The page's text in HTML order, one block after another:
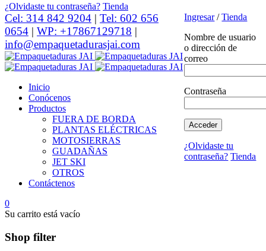
¿Olvidaste tu contraseña? Tienda
Cel: 314 842 9204 | Tel: 602 656
0654 | WP: +17867129718 |
info@empaquetadurasjai.com
Ingresar/Tienda
Nombre de usuario
o dirección de
correo
Contraseña
¿Olvidaste tu
contraseña? Tienda
Inicio
Conócenos
Productos
FUERA DE BORDA
PLANTAS ELÉCTRICAS
MOTOSIERRAS
GUADAÑAS
JET SKI
OTROS
Contáctenos
0
Su carrito está vacío
Shop filter